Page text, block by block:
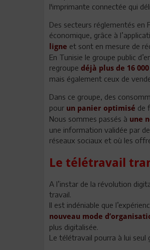
l'imprimante connectée qui
Des secteurs réglementés en
économique, grâce à
ligne et sont en mesure de
En Tunisie le groupe public
regroupe déjà plus de 16
mais également ceux de
Dans ce groupe, des
pour un panier optimisé de
Nous sommes passés à une
une information validée par
réseaux sociaux et où les
Le télétravail
A l’instar de la révolution
travail.
Il est indéniable que
nouveau mode
plus digitalisée.
Le télétravail pourra à lui seul